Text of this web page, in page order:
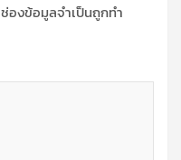
ช่องข้อมูลจำเป็นถูกทำ